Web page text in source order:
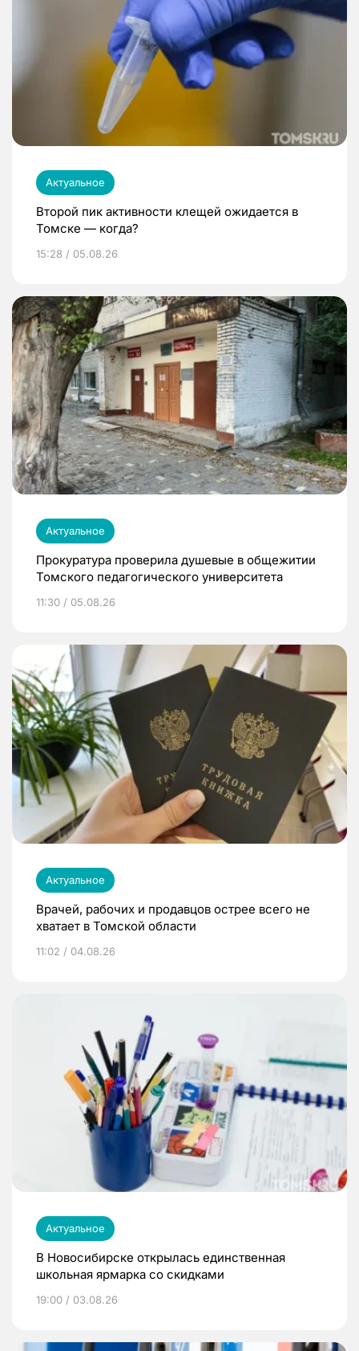
Актуальное
Второй пик активности клещей ожидается в
Томске — когда?
15:28 / 05.08.26
Актуальное
Прокуратура проверила душевые в общежитии
Томского педагогического университета
11:30 / 05.08.26
Актуальное
Врачей, рабочих и продавцов острее всего не
хватает в Томской области
11:02 / 04.08.26
Актуальное
В Новосибирске открылась единственная
школьная ярмарка со скидками
19:00 / 03.08.26